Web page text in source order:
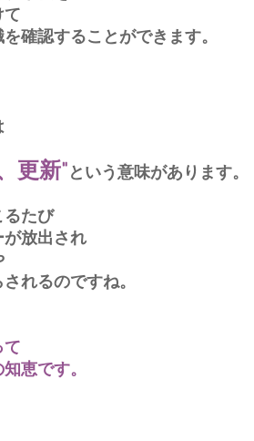
て
確認することができます。
更新"という意味があります。
るたび
放出され
れるのですね。
て
恵です。